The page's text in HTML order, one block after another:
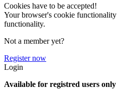
Cookies have to be accepted!
Your browser's cookie functionality
functionality.
Not a member yet?
Register now
Login
Available for registred users only